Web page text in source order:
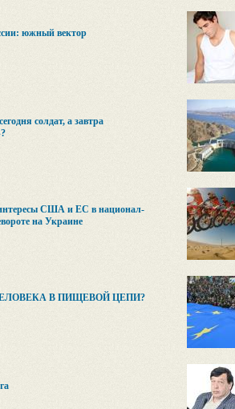
южный вектор
солдат, а завтра
США и ЕС в национал-
на Украине
В ПИЩЕВОЙ ЦЕПИ?